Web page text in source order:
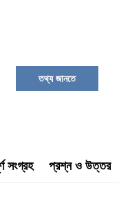
তথ্য জানতে
সংগ্রহ প্রশ্ন ও উত্তর